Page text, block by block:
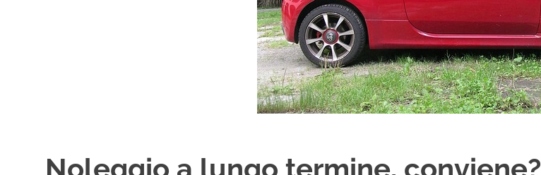
Noleggio a lungo termine, conviene?